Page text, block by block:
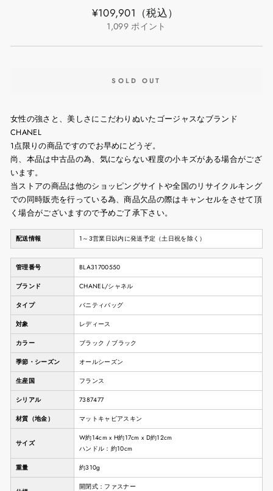
通
格
¥109,901 （税込）
1,099 ポイント
SOLD OUT
女性の強さと、美しさにこだわりぬいたゴージャスなブランド
CHANEL
1点限りの商品ですのでお早めにどうぞ。
尚、本品は中古品の為、気にならない程度の小キズがある場合がござ
います。
当ストアの商品は他のショッピングサイトや全国のリサイクルキング
での同時販売を行っている為、商品欠品の際はキャンセルをさせて頂
く場合がございますので予めご了承下さい。
配送情報 1～3営業日以内に発送予定（土日祝を除く）
管理番号 BLA31700550
ブランド CHANEL/シャネル
タイプ バニティバッグ
対象 レディース
カラー ブラック / ブラック
季節・シーズン オールシーズン
生産国 フランス
シリアル 7387477
材質（地金） マットキャビアスキン
サイズ
W約14cm x H約17cm x D約12cm
ハンドル：約10cm
重量 約310g
開閉式：ファスナー